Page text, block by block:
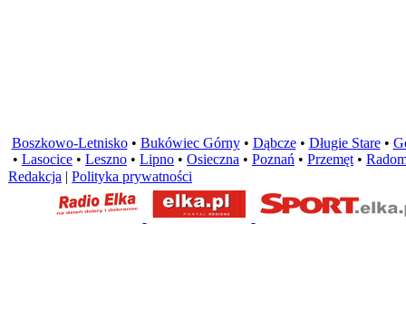
Boszkowo-Letnisko• Bukówiec Górny• Dąbcze• Długie Stare•
• Lasocice • Leszno • Lipno • Osieczna • Poznań • Przemęt •
Redakcja | Polityka prywatności